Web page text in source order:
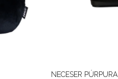
NECESER PÚRPURA